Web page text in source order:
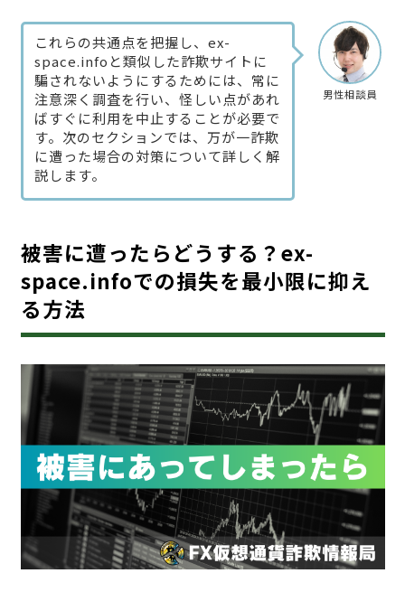
男性相談員
これらの共通点を把握し、ex-
space.infoと類似した詐欺サイトに
騙されないようにするためには、常に
注意深く調査を行い、怪しい点があれ
ばすぐに利用を中止することが必要で
す。次のセクションでは、万が一詐欺
に遭った場合の対策について詳しく解
説します。
被害に遭ったらどうする？ex-
space.infoでの損失を最小限に抑え
る方法